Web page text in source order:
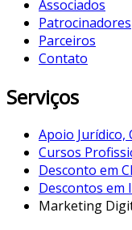
Associados
Patrocinadores
Parceiros
Contato
Serviços
Apoio Jurídico,
Cursos
Desconto em
Descontos em
Marketing